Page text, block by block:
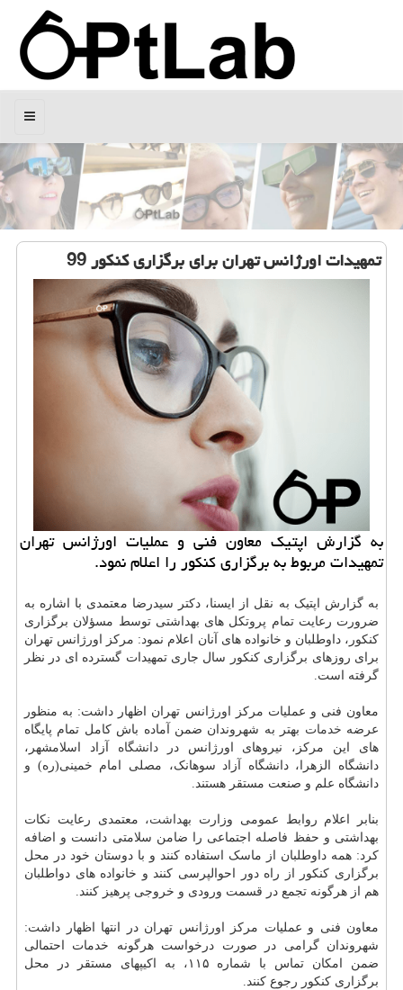
منو
تمهیدات اورژانس تهران برای برگزاری كنكور 99
به گزارش اپتیك معاون فنی و عملیات اورژانس تهران
تمهیدات مربوط به برگزاری كنكور را اعلام نمود.
به گزارش اپتیک به نقل از ایسنا، دکتر سیدرضا معتمدی با اشاره به
ضرورت رعایت تمام پروتکل های بهداشتی توسط مسؤلان برگزاری
کنکور، داوطلبان و خانواده های آنان اعلام نمود: مرکز اورژانس تهران
برای روزهای برگزاری کنکور سال جاری تمهیدات گسترده ای در نظر
گرفته است.
معاون فنی و عملیات مرکز اورژانس تهران اظهار داشت: به منظور
عرضه خدمات بهتر به شهروندان ضمن آماده باش کامل تمام پایگاه
های این مرکز، نیروهای اورژانس دردانشگاه آزاد اسلامشهر،
دانشگاه الزهرا، دانشگاه آزاد سوهانک، مصلی امام خمینی(ره) و
دانشگاه علم و صنعت مستقر هستند.
بنابر اعلام روابط عمومی وزارت بهداشت، معتمدی رعایت نکات
بهداشتی و حفظ فاصله اجتماعی را ضامن سلامتی دانست و اضافه
کرد: همه داوطلبان از ماسک استفاده کنند و با دوستان خود در محل
برگزاری کنکور از راه دور احوالپرسی کنند و خانواده های دواطلبان
هم از هرگونه تجمع در قسمت ورودی و خروجی پرهیز کنند.
معاون فنی و عملیات مرکز اورژانس تهران در انتها اظهار داشت:
شهروندان گرامی در صورت درخواست هرگونه خدمات احتمالی
ضمن امکان تماس با شماره ۱۱۵، به اکیپهای مستقر در محل
برگزاری کنکور رجوع کنند.